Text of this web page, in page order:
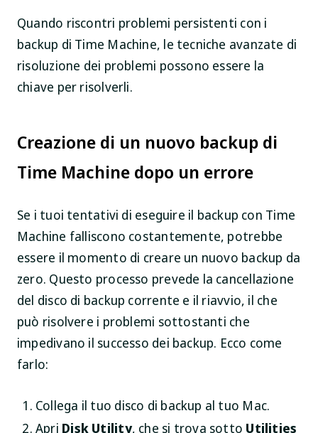
Quando riscontri problemi persistenti con i
backup di Time Machine, le tecniche avanzate di
risoluzione dei problemi possono essere la
chiave per risolverli.
Creazione di un nuovo backup di
Time Machine dopo un errore
Se i tuoi tentativi di eseguire il backup con Time
Machine falliscono costantemente, potrebbe
essere il momento di creare un nuovo backup da
zero. Questo processo prevede la cancellazione
del disco di backup corrente e il riavvio, il che
può risolvere i problemi sottostanti che
impedivano il successo dei backup. Ecco come
farlo:
Collega il tuo disco di backup al tuo Mac.
Apri Disk Utility, che si trova sotto Utilities